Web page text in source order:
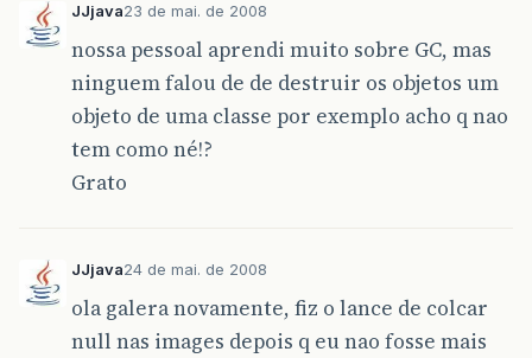
JJjava23 de mai. de 2008
nossa pessoal aprendi muito sobre GC, mas
ninguem falou de de destruir os objetos um
objeto de uma classe por exemplo acho q nao
tem como né!?
Grato
JJjava24 de mai. de 2008
ola galera novamente, fiz o lance de colcar
null nas images depois q eu nao fosse mais